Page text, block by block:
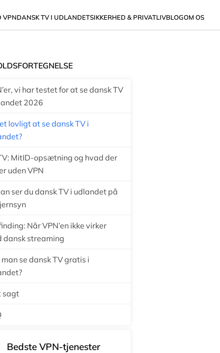
VPNDANSK TV I UDLANDETSIKKERHED & PRIVATLIVBLOGOM OS
vi har testet for at se dansk TV
2026
lovligt at se dansk TV i
MitID-opsætning og hvad der
uden VPN
ser du dansk TV i udlandet på
Når VPN’en ikke virker
dansk streaming
man se dansk TV gratis i
sagt
Bedste VPN-tjenester